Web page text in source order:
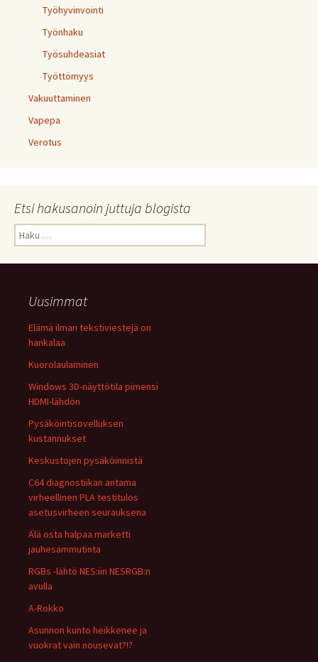
Työhyvinvointi
Työnhaku
Työsuhdeasiat
Työttömyys
Vakuuttaminen
Vapepa
Verotus
Etsi hakusanoin juttuja blogista
Haku:
Uusimmat
Elämä ilman tekstiviestejä on
hankalaa
Kuorolaulaminen
Windows 3D-näyttötila pimensi
HDMI-lähdön
Pysäköintisovelluksen
kustannukset
Keskustojen pysäköinnistä
C64 diagnostiikan antama
virheellinen PLA testitulos
asetusvirheen seurauksena
Älä osta halpaa marketti
jauhesammutinta
RGBs -lähtö NES:iin NESRGB:n
avulla
A-Rokko
Asunnon kunto heikkenee ja
vuokrat vain nousevat?!?